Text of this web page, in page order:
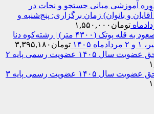
مبانی جستجو و نجات در
زمان برگزاری: پنج‌شنبه و
۱,۵۵۰,۰۰۰
صعود به قله پوتک (۴۳۰۰ متر) | رشته‌کوه دنا
تومان۳,۳۹۵,۱۸۰
پایه ۲
پایه ۳